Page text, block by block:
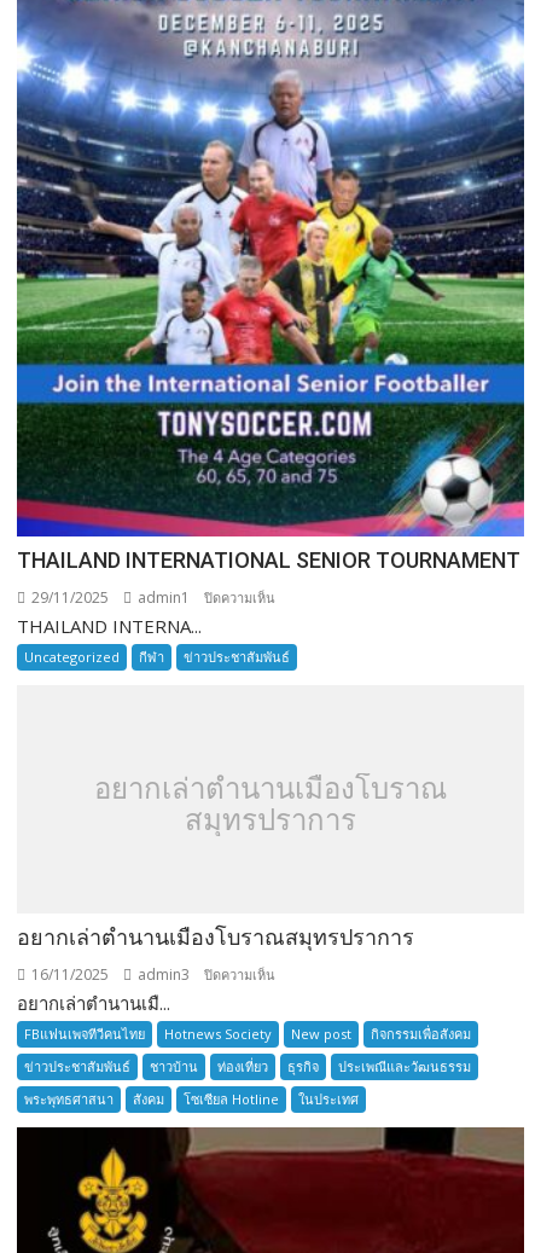
THAILAND INTERNATIONAL SENIOR TOURNAMENT
29/11/2025 admin1 ปิดความเห็น
INTERNATIONAL
SENIOR
THAILAND INTERNA...
Uncategorized กีฬา ข่าวประชาสัมพันธ์
อยากเล่าตำนานเมืองโบราณ
สมุทรปราการ
อยากเล่าตำนานเมืองโบราณสมุทรปราการ
16/11/2025 admin3 ปิดความเห็น
เล่า
ตำนาน
เมือง
โบราณ
สมุทรปราการ
อยากเล่าตำนานเมื...
FBแฟนเพจทีวีคนไทย Hotnews Society New post
กิจกรรมเพื่อสังคม
ข่าวประชาสัมพันธ์
ชาวบ้าน ท่องเที่ยว ธุรกิจ
ประเพณีและวัฒนธรรม
พระพุทธศาสนา
สังคม โซเซียล Hotline ในประเทศ